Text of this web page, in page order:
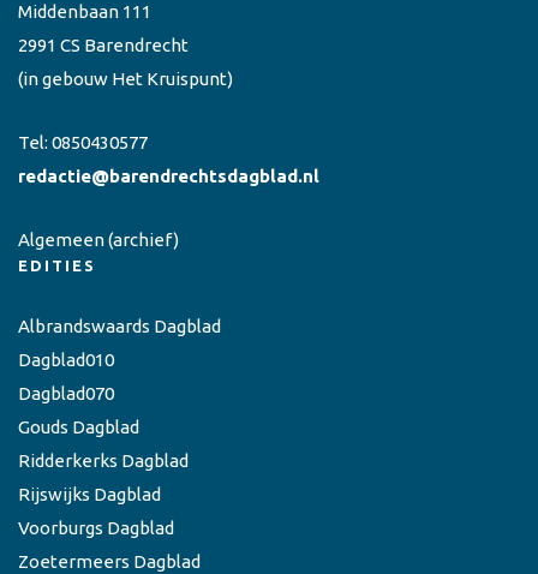
Middenbaan 111
2991 CS Barendrecht
(in gebouw Het Kruispunt)
Tel: 0850430577
redactie@barendrechtsdagblad.nl
Algemeen(archief)
EDITIES
Albrandswaards Dagblad
Dagblad010
Dagblad070
Gouds Dagblad
Ridderkerks Dagblad
Rijswijks Dagblad
Voorburgs Dagblad
Zoetermeers Dagblad